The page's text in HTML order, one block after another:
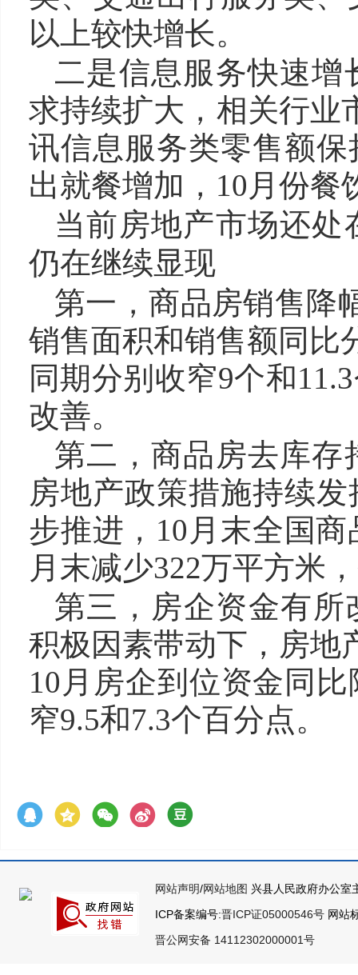
以上较快增长。
二是信息服务快速增
求持续扩大，相关行
讯信息服务类零售额
出就餐增加，10月份餐
当前房地产市场还
仍在继续显现
第一，商品房销售降
销售面积和销售额同比
同期分别收窄9个和
改善。
第二，商品房去库存
房地产政策措施持续
步推进，10月末全国
月末减少322万平方米
第三，房企资金有所
积极因素带动下，房地
10月房企到位资金同
窄9.5和7.3个百分点。
网站声明/网站地图 兴县人民政府办公室
ICP备案编号:晋ICP证05000546号 网站
晋公网安备 14112302000001号